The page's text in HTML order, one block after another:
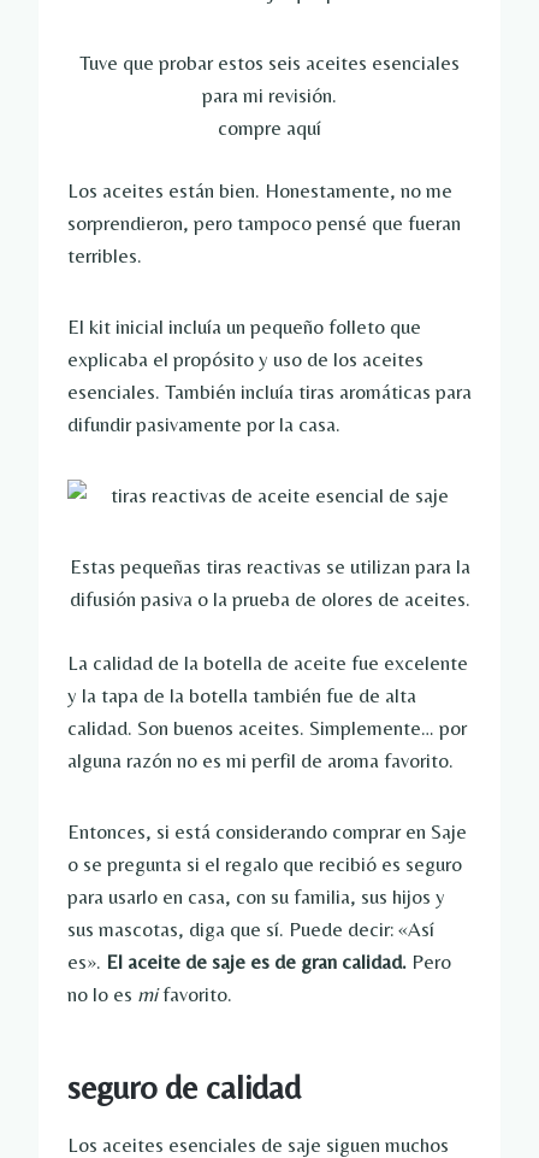
Tuve que probar estos seis aceites esenciales
para mi revisión.
compre aquí
Los aceites están bien. Honestamente, no me
sorprendieron, pero tampoco pensé que fueran
terribles.
El kit inicial incluía un pequeño folleto que
explicaba el propósito y uso de los aceites
esenciales. También incluía tiras aromáticas para
difundir pasivamente por la casa.
Estas pequeñas tiras reactivas se utilizan para la
difusión pasiva o la prueba de olores de aceites.
La calidad de la botella de aceite fue excelente
y la tapa de la botella también fue de alta
calidad. Son buenos aceites. Simplemente… por
alguna razón no es mi perfil de aroma favorito.
Entonces, si está considerando comprar en Saje
o se pregunta si el regalo que recibió es seguro
para usarlo en casa, con su familia, sus hijos y
sus mascotas, diga que sí. Puede decir: «Así
es». El aceite de saje es de gran calidad. Pero
no lo es mifavorito.
seguro de calidad
Los aceites esenciales de saje siguen muchos